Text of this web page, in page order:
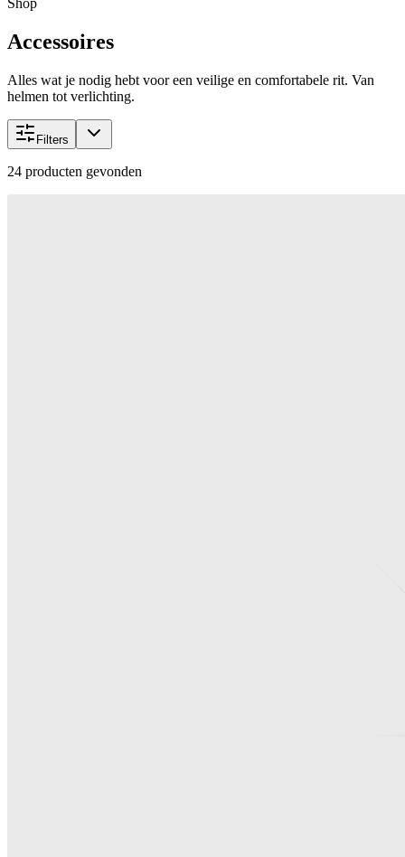
Accessoires
Alles wat je nodig hebt voor een veilige en comfortabele rit. Van
helmen tot verlichting.
Filters
24 producten gevonden